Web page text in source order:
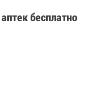
бесплатно